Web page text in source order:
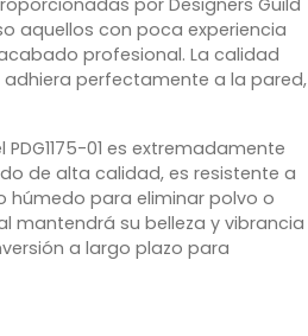
por Designers Guild
aquellos con poca experiencia
profesional. La calidad
perfectamente a la pared,
01 es extremadamente
de alta calidad, es resistente a
húmedo para eliminar polvo o
mantendrá su belleza y vibrancia
a largo plazo para